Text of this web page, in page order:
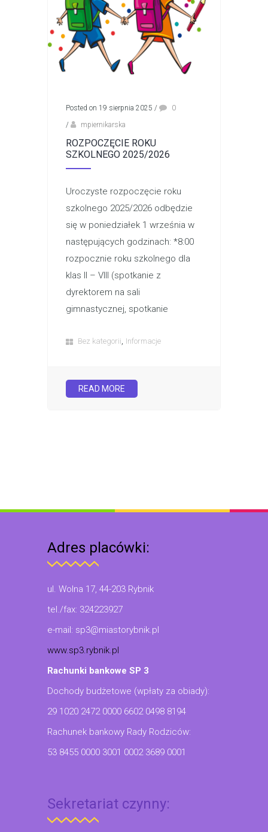
Posted on 19 sierpnia 2025 /
0
/
mpiernikarska
ROZPOCZĘCIE ROKU
SZKOLNEGO 2025/2026
Uroczyste rozpoczęcie roku
szkolnego 2025/2026 odbędzie
się w poniedziałek 1 września w
następujących godzinach: *8:00
rozpocznie roku szkolnego dla
klas II – VIII (spotkanie z
dyrektorem na sali
gimnastycznej, spotkanie
Bez kategorii, Informacje
READ MORE
Adres placówki:
ul. Wolna 17, 44-203 Rybnik
tel./fax: 324223927
e-mail: sp3@miastorybnik.pl
www.sp3.rybnik.pl
Rachunki bankowe SP 3
Dochody budżetowe (wpłaty za obiady):
29 1020 2472 0000 6602 0498 8194
Rachunek bankowy Rady Rodziców:
53 8455 0000 3001 0002 3689 0001
Sekretariat czynny: